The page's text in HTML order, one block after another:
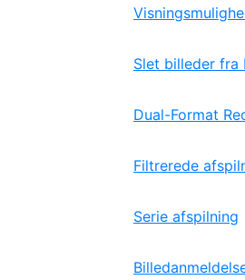
Slet billeder fra
Dual-Format
Filtrerede
Serie afspilning